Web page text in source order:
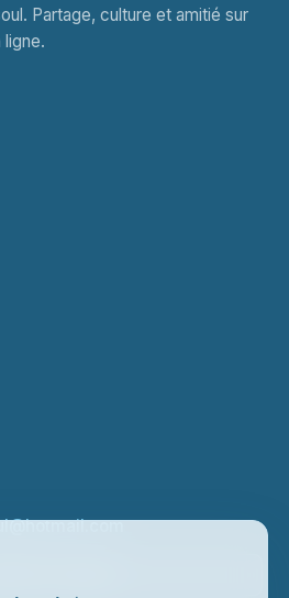
Partage, culture et amitié sur
ligne.